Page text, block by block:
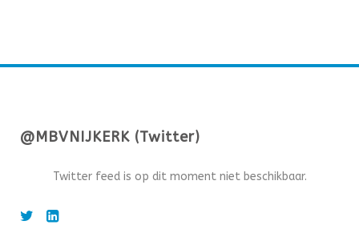
@MBVNIJKERK (Twitter)
Twitter feed is op dit moment niet beschikbaar.